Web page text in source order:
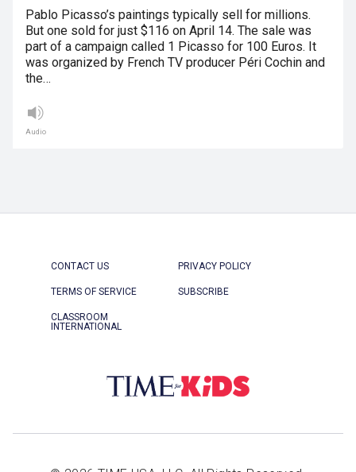
Pablo Picasso’s paintings typically sell for millions.
But one sold for just $116 on April 14. The sale was
part of a campaign called 1 Picasso for 100 Euros. It
was organized by French TV producer Péri Cochin and
the…
Audio
CONTACT US PRIVACY POLICY
TERMS OF SERVICE SUBSCRIBE
CLASSROOM
INTERNATIONAL